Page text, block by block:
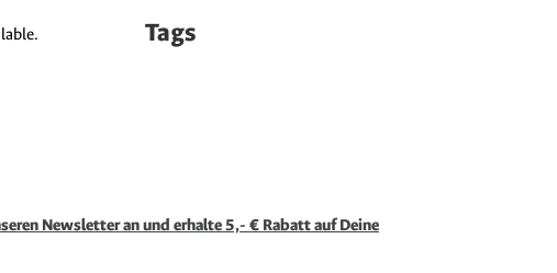
Tags
Newsletter an und erhalte 5,- € Rabatt auf Deine